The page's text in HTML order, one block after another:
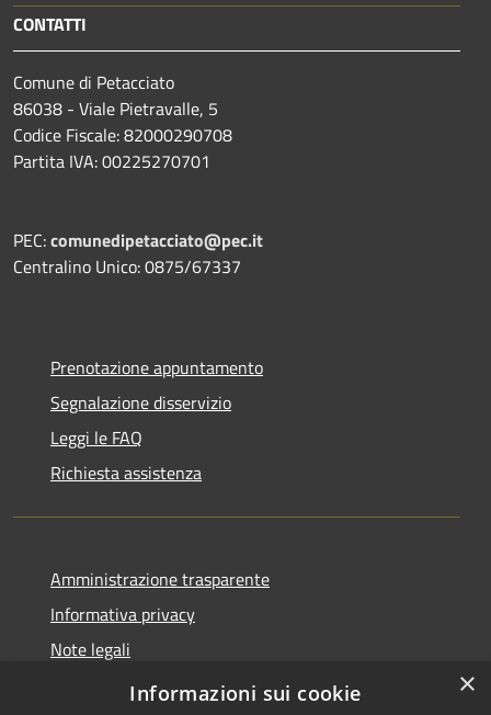
CONTATTI
Comune di Petacciato
86038 - Viale Pietravalle, 5
Codice Fiscale: 82000290708
Partita IVA: 00225270701
PEC:comunedipetacciato@pec.it
Centralino Unico: 0875/67337
Prenotazione appuntamento
Segnalazione disservizio
Leggi le FAQ
Richiesta assistenza
Amministrazione trasparente
Informativa privacy
Note legali
Dichiarazione di accessibilità
×
Informazioni sui cookie